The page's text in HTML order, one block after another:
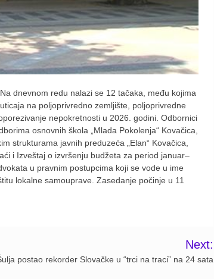
dnevnom redu nalazi se 12 tačaka, među kojima
na poljoprivredno zemljište, poljoprivredne
nepokretnosti u 2026. godini. Odbornici
osnovnih škola „Mlada Pokolenja“ Kovačica,
strukturama javnih preduzeća „Elan“ Kovačica,
i Izveštaj o izvršenju budžeta za period januar–
u pravnim postupcima koji se vode u ime
lokalne samouprave. Zasedanje počinje u 11
Next:
postao rekorder Slovačke u “trci na traci” na 24 sata